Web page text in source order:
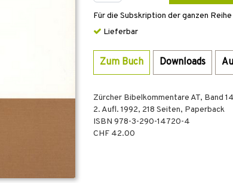
Für die Subskription der ganzen
Lieferbar
Zum Buch Downloads
Zürcher Bibelkommentare AT, Band 14
2. Aufl. 1992, 218 Seiten, Paperback
ISBN 978-3-290-14720-4
CHF 42.00